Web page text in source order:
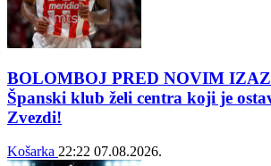
BOLOMBOJ PRED NOVIM
Španski klub želi centra koji je
Zvezdi!
Košarka 22:22 07.08.2026.